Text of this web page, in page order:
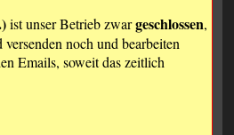
ist unser Betrieb zwargeschlossen,
noch und bearbeiten
Emails, soweit das zeitlich